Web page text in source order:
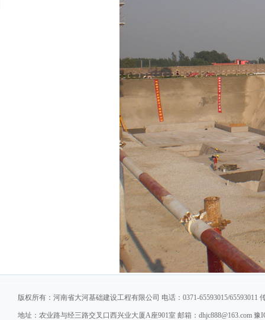
版权所有：河南省大河基础建设工程有限公司 电话：0371-65593015/65593011
地址：农业路与经三路交叉口西兴业大厦A座901室 邮箱：dhjc888@163.com 豫